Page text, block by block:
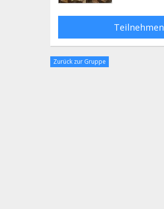
Teilnehmen
Zurück zur Gruppe